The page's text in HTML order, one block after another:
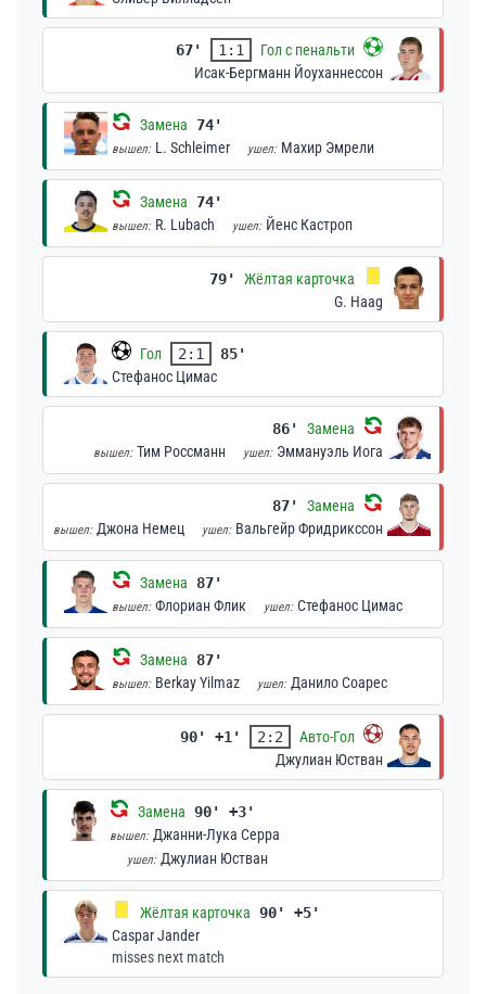
67' 1:1
Гол с пенальти
Исак-Бергманн Йоуханнессон
Замена 74'
вышел: L. Schleimer ушел: Махир Эмрели
Замена 74'
вышел: R. Lubach ушел: Йенс Кастроп
79'
Жёлтая карточка
G. Haag
Гол 2:1
85'
Стефанос Цимас
86' Замена
вышел: Тим Россманн ушел: Эммануэль Иога
87' Замена
вышел: Джона Немец ушел: Вальгейр Фридрикссон
Замена 87'
вышел: Флориан Флик ушел: Стефанос Цимас
Замена 87'
вышел: Berkay Yilmaz ушел: Данило Соарес
90' +1' 2:2
Авто-Гол
Джулиан Юстван
Замена 90' +3'
вышел: Джанни-Лука Серра
ушел: Джулиан Юстван
Жёлтая карточка 90' +5'
Caspar Jander
misses next match